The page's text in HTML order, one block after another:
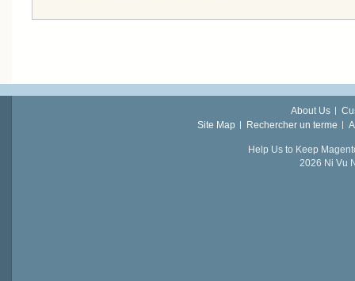
About Us
Site Map
Rechercher un terme
Help Us to Keep
2026 Ni Vu